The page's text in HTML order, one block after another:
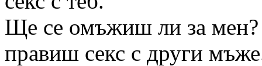
Ще се омъжиш ли за мен?
правиш секс с други